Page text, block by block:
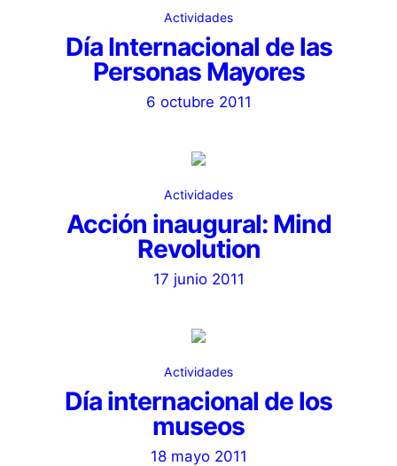
Actividades
Día Internacional de las
Personas Mayores
6 octubre 2011
Actividades
Acción inaugural: Mind
Revolution
17 junio 2011
Actividades
Día internacional de los
museos
18 mayo 2011